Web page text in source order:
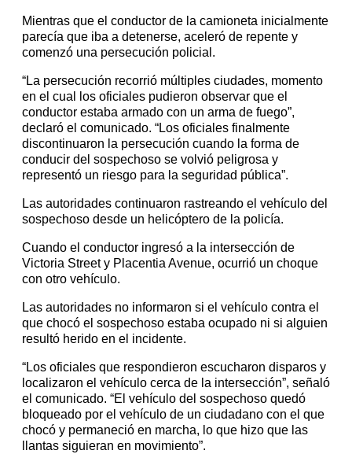
Mientras que el conductor de la camioneta inicialmente
parecía que iba a detenerse, aceleró de repente y
comenzó una persecución policial.
“La persecución recorrió múltiples ciudades, momento
en el cual los oficiales pudieron observar que el
conductor estaba armado con un arma de fuego”,
declaró el comunicado. “Los oficiales finalmente
discontinuaron la persecución cuando la forma de
conducir del sospechoso se volvió peligrosa y
representó un riesgo para la seguridad pública”.
Las autoridades continuaron rastreando el vehículo del
sospechoso desde un helicóptero de la policía.
Cuando el conductor ingresó a la intersección de
Victoria Street y Placentia Avenue, ocurrió un choque
con otro vehículo.
Las autoridades no informaron si el vehículo contra el
que chocó el sospechoso estaba ocupado ni si alguien
resultó herido en el incidente.
“Los oficiales que respondieron escucharon disparos y
localizaron el vehículo cerca de la intersección”, señaló
el comunicado. “El vehículo del sospechoso quedó
bloqueado por el vehículo de un ciudadano con el que
chocó y permaneció en marcha, lo que hizo que las
llantas siguieran en movimiento”.